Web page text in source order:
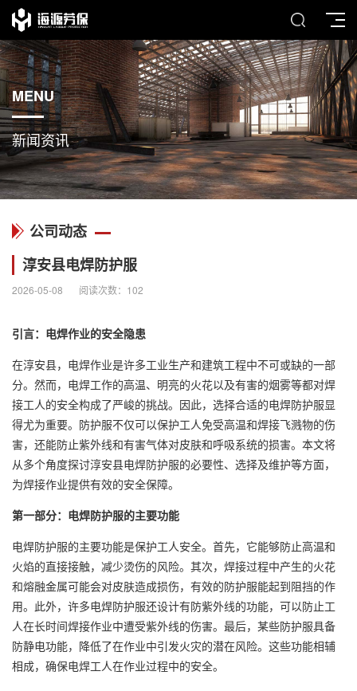
MENU
新闻资讯
公司动态
淳安县电焊防护服
2026-05-08 阅读次数： 102
引言：电焊作业的安全隐患
在淳安县，电焊作业是许多工业生产和建筑工程中不可或缺的一部
分。然而，电焊工作的高温、明亮的火花以及有害的烟雾等都对焊
接工人的安全构成了严峻的挑战。因此，选择合适的电焊防护服显
得尤为重要。防护服不仅可以保护工人免受高温和焊接飞溅物的伤
害，还能防止紫外线和有害气体对皮肤和呼吸系统的损害。本文将
从多个角度探讨淳安县电焊防护服的必要性、选择及维护等方面，
为焊接作业提供有效的安全保障。
第一部分：电焊防护服的主要功能
电焊防护服的主要功能是保护工人安全。首先，它能够防止高温和
火焰的直接接触，减少烫伤的风险。其次，焊接过程中产生的火花
和熔融金属可能会对皮肤造成损伤，有效的防护服能起到阻挡的作
用。此外，许多电焊防护服还设计有防紫外线的功能，可以防止工
人在长时间焊接作业中遭受紫外线的伤害。最后，某些防护服具备
防静电功能，降低了在作业中引发火灾的潜在风险。这些功能相辅
相成，确保电焊工人在作业过程中的安全。